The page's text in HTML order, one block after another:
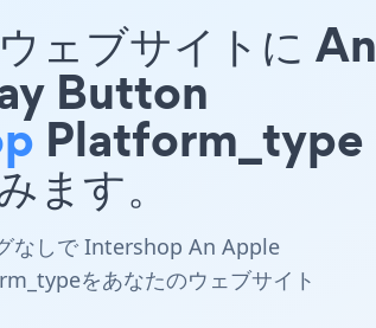
ェブサイトに An
Button
Platform_type
ます。
なしで Intershop An Apple
をあなたのウェブサイト